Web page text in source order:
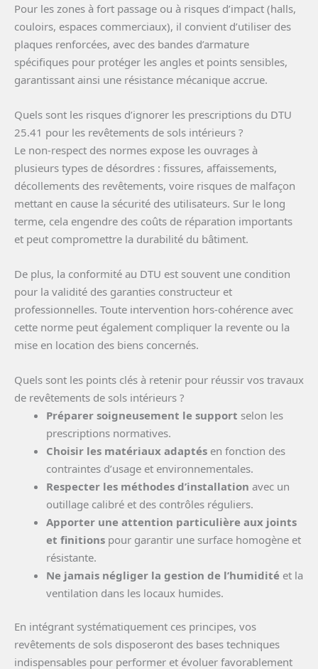
Pour les zones à fort passage ou à risques d’impact (halls,
couloirs, espaces commerciaux), il convient d’utiliser des
plaques renforcées, avec des bandes d’armature
spécifiques pour protéger les angles et points sensibles,
garantissant ainsi une résistance mécanique accrue.
Quels sont les risques d’ignorer les prescriptions du DTU
25.41 pour les revêtements de sols intérieurs ?
Le non-respect des normes expose les ouvrages à
plusieurs types de désordres : fissures, affaissements,
décollements des revêtements, voire risques de malfaçon
mettant en cause la sécurité des utilisateurs. Sur le long
terme, cela engendre des coûts de réparation importants
et peut compromettre la durabilité du bâtiment.
De plus, la conformité au DTU est souvent une condition
pour la validité des garanties constructeur et
professionnelles. Toute intervention hors-cohérence avec
cette norme peut également compliquer la revente ou la
mise en location des biens concernés.
Quels sont les points clés à retenir pour réussir vos travaux
de revêtements de sols intérieurs ?
Préparer soigneusement le support selon les
prescriptions normatives.
Choisir les matériaux adaptés en fonction des
contraintes d’usage et environnementales.
Respecter les méthodes d’installation avec un
outillage calibré et des contrôles réguliers.
Apporter une attention particulière aux joints
et finitions pour garantir une surface homogène et
résistante.
Ne jamais négliger la gestion de l’humidité et la
ventilation dans les locaux humides.
En intégrant systématiquement ces principes, vos
revêtements de sols disposeront des bases techniques
indispensables pour performer et évoluer favorablement